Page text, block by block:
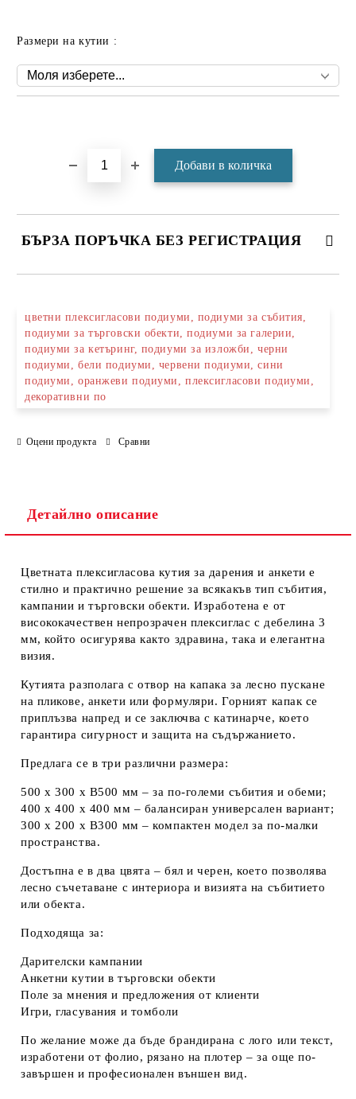
Размери на кутии :
БЪРЗА ПОРЪЧКА БЕЗ РЕГИСТРАЦИЯ
цветни плексигласови подиуми, подиуми за събития,
подиуми за търговски обекти, подиуми за галерии,
подиуми за кетъринг, подиуми за изложби, черни
подиуми, бели подиуми, червени подиуми, сини
подиуми, оранжеви подиуми, плексигласови подиуми,
декоративни по
Оцени продукта Сравни
Детайлно описание
Цветната плексигласова кутия за дарения и анкети е
стилно и практично решение за всякакъв тип събития,
кампании и търговски обекти. Изработена е от
висококачествен непрозрачен плексиглас с дебелина 3
мм, който осигурява както здравина, така и елегантна
визия.
Кутията разполага с отвор на капака за лесно пускане
на пликове, анкети или формуляри. Горният капак се
приплъзва напред и се заключва с катинарче, което
гарантира сигурност и защита на съдържанието.
Предлага се в три различни размера:
500 х 300 х В500 мм – за по-големи събития и обеми;
400 х 400 х 400 мм – балансиран универсален вариант;
300 х 200 х В300 мм – компактен модел за по-малки
пространства.
Достъпна е в два цвята – бял и черен, което позволява
лесно съчетаване с интериора и визията на събитието
или обекта.
Подходяща за:
Дарителски кампании
Анкетни кутии в търговски обекти
Поле за мнения и предложения от клиенти
Игри, гласувания и томболи
По желание може да бъде брандирана с лого или текст,
изработени от фолио, рязано на плотер – за още по-
завършен и професионален външен вид.